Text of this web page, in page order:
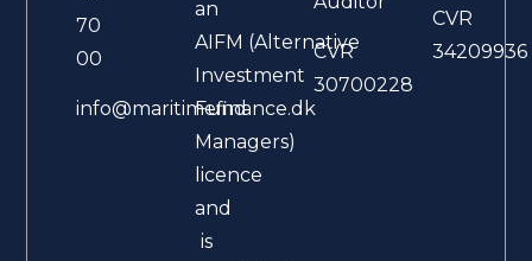
70
00
info@maritimefinance.dk
an
AIFM (Alternative
Investment
Fund
Managers)
licence
and
is
CVR
30700228
CVR
34209936